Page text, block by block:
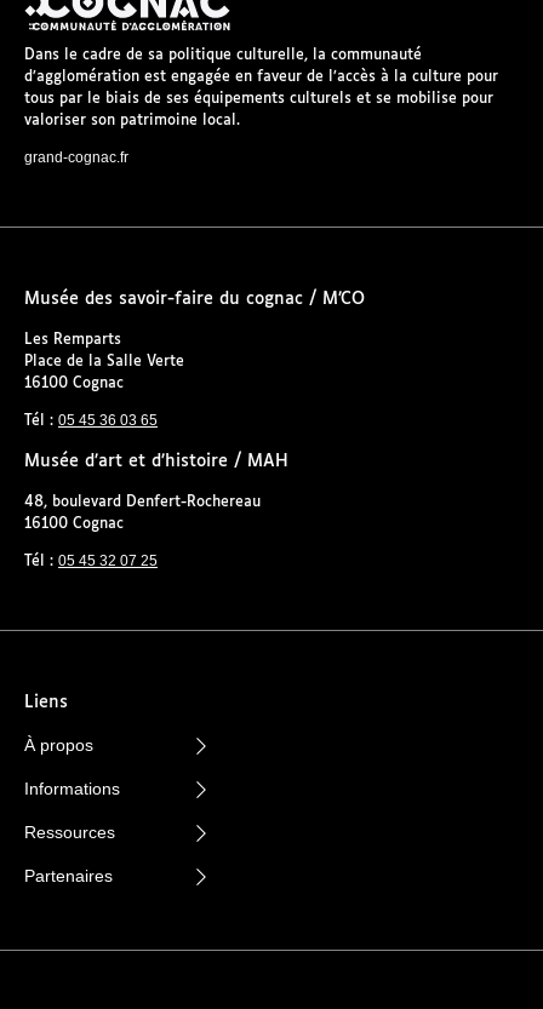
Dans le cadre de sa politique culturelle, la communauté
d’agglomération est engagée en faveur de l’accès à la culture pour
tous par le biais de ses équipements culturels et se mobilise pour
valoriser son patrimoine local.
grand-cognac.fr
Musée des savoir-faire du cognac / M’CO
Les Remparts
Place de la Salle Verte
16100 Cognac
Tél : 05 45 36 03 65
Musée d’art et d’histoire / MAH
48, boulevard Denfert-Rochereau
16100 Cognac
Tél : 05 45 32 07 25
Liens
À propos
Informations
Ressources
Partenaires